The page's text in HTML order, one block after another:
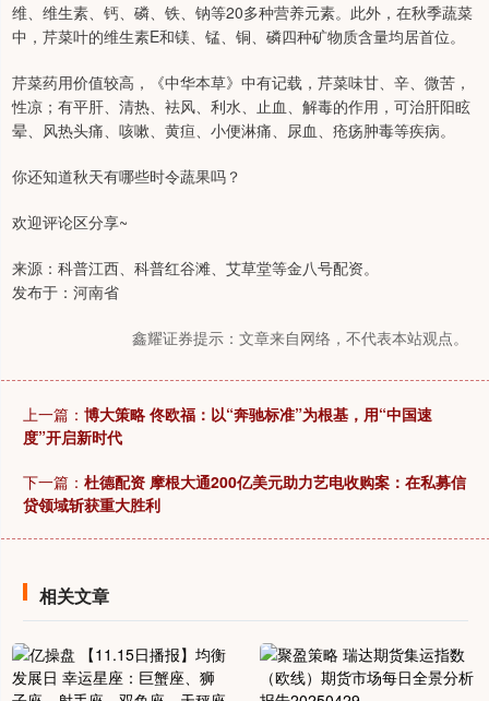
维、维生素、钙、磷、铁、钠等20多种营养元素。此外，在秋季蔬菜
中，芹菜叶的维生素E和镁、锰、铜、磷四种矿物质含量均居首位。
芹菜药用价值较高，《中华本草》中有记载，芹菜味甘、辛、微苦，
性凉；有平肝、清热、袪风、利水、止血、解毒的作用，可治肝阳眩
晕、风热头痛、咳嗽、黄疸、小便淋痛、尿血、疮疡肿毒等疾病。
你还知道秋天有哪些时令蔬果吗？
欢迎评论区分享~
来源：科普江西、科普红谷滩、艾草堂等金八号配资。
发布于：河南省
鑫耀证券提示：文章来自网络，不代表本站观点。
上一篇： 博大策略 佟欧福：以“奔驰标准”为根基，用“中国速
度”开启新时代
下一篇： 杜德配资 摩根大通200亿美元助力艺电收购案：在私募信
贷领域斩获重大胜利
相关文章